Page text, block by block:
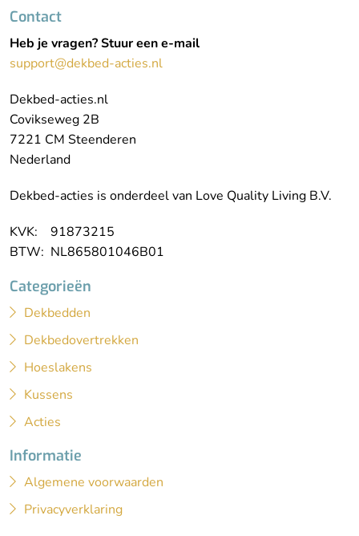
Contact
Heb je vragen? Stuur een e-mail
support@dekbed-acties.nl
Dekbed-acties.nl
Covikseweg 2B
7221 CM Steenderen
Nederland
Dekbed-acties is onderdeel van Love Quality Living B.V.
KVK: 91873215
BTW: NL865801046B01
Categorieën
Dekbedden
Dekbedovertrekken
Hoeslakens
Kussens
Acties
Informatie
Algemene voorwaarden
Privacyverklaring